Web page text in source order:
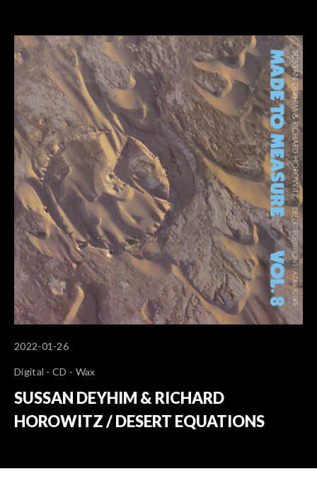
2022-01-26
Digital - CD - Wax
SUSSAN DEYHIM & RICHARD
HOROWITZ / DESERT EQUATIONS